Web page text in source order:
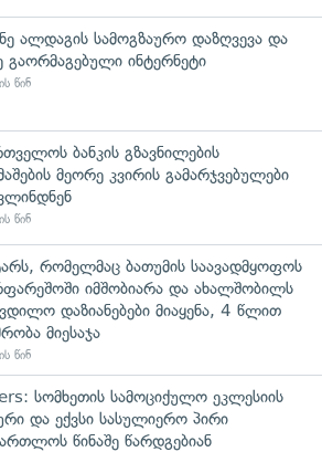
ალდაგის სამოგზაურო დაზღვევა და
გაორმაგებული ინტერნეტი
წინ
ბანკის გზავნილების
მეორე კვირის გამარჯვებულები
წინ
რომელმაც ბათუმის საავადმყოფოს
იმშობიარა და ახალშობილს
დაზიანებები მიაყენა, 4 წლით
მიესაჯა
წინ
სომხეთის სამოციქულო ეკლესიის
და ექვსი სასულიერო პირი
წინაშე წარდგებიან